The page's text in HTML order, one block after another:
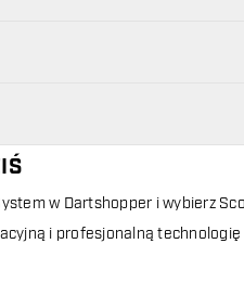
w Dartshopper i wybierz
i profesjonalną